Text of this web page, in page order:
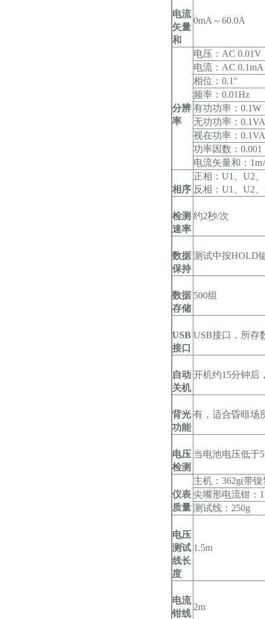
电流
矢量
和
0mA～60.0A
分辨
率
电压：AC 0.01V
电流：AC 0.1mA
相位：0.1°
频率：0.01Hz
有功功率：0.1W
无功功率：
视在功率：0.1VA
功率因数：0.001
电流矢量和：
相序
正相：U1、U2
反相：U1、U2
检测
速率
约2秒/次
数据
保持
测试中按HOLD
数据
存储
500组
USB
接口
USB接口，所存
自动
关机
开机约15分钟后
背光
功能
有，适合昏暗场
电压
检测
当电池电压低于
仪表
质量
主机：362g(带
尖嘴形电流钳：
测试线：250g
电压
测试
线长
度
1.5m
电流
钳线
2m